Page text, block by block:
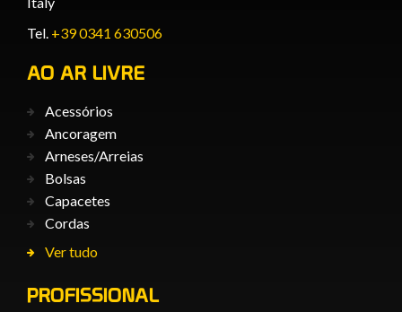
Tel. +39 0341 630506
AO AR LIVRE
Acessórios
Ancoragem
Arneses/Arreias
Bolsas
Capacetes
Cordas
Ver tudo
PROFISSIONAL